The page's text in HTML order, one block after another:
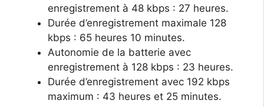
enregistrement à 48 kbps : 27 heures.
Durée d’enregistrement maximale 128
kbps : 65 heures 10 minutes.
Autonomie de la batterie avec
enregistrement à 128 kbps : 23 heures.
Durée d’enregistrement avec 192 kbps
maximum : 43 heures et 25 minutes.